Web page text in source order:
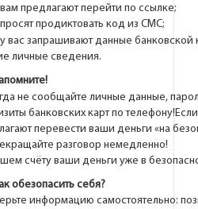
вам предлагают перейти по ссылке;
просят продиктовать код из СМС;
у вас запрашивают данные банковской
личные сведения.
не сообщайте личные данные,
банковских карт по
перевести ваши деньги «на
разговор немедленно!
счёту ваши деньги уже в
обезопасить себя?
информацию самостоятельно: